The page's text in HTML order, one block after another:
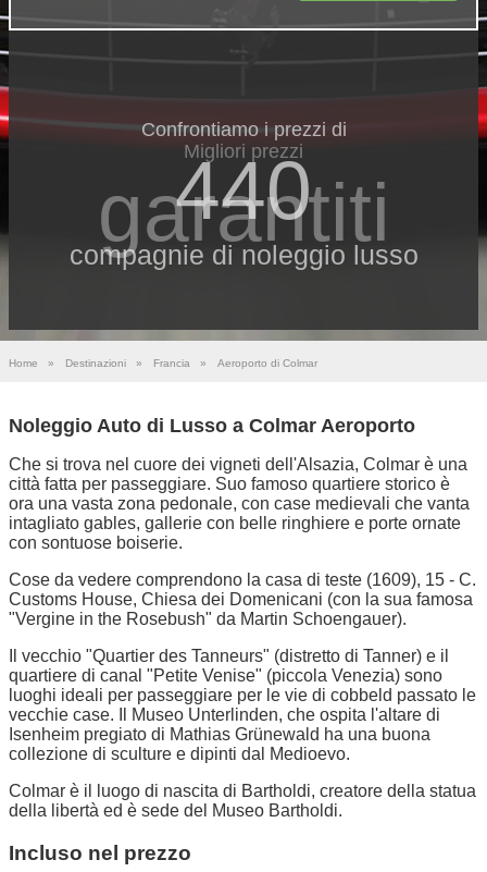
Confrontiamo i prezzi di
440
compagnie di noleggio lusso
Migliori prezzi
garantiti
Home » Destinazioni » Francia » Aeroporto di Colmar
Noleggio Auto di Lusso a Colmar Aeroporto
Che si trova nel cuore dei vigneti dell'Alsazia, Colmar è una
città fatta per passeggiare. Suo famoso quartiere storico è
ora una vasta zona pedonale, con case medievali che vanta
intagliato gables, gallerie con belle ringhiere e porte ornate
con sontuose boiserie.
Cose da vedere comprendono la casa di teste (1609), 15 - C.
Customs House, Chiesa dei Domenicani (con la sua famosa
"Vergine in the Rosebush" da Martin Schoengauer).
Il vecchio "Quartier des Tanneurs" (distretto di Tanner) e il
quartiere di canal "Petite Venise" (piccola Venezia) sono
luoghi ideali per passeggiare per le vie di cobbeld passato le
vecchie case. Il Museo Unterlinden, che ospita l'altare di
Isenheim pregiato di Mathias Grünewald ha una buona
collezione di sculture e dipinti dal Medioevo.
Colmar è il luogo di nascita di Bartholdi, creatore della statua
della libertà ed è sede del Museo Bartholdi.
Incluso nel prezzo